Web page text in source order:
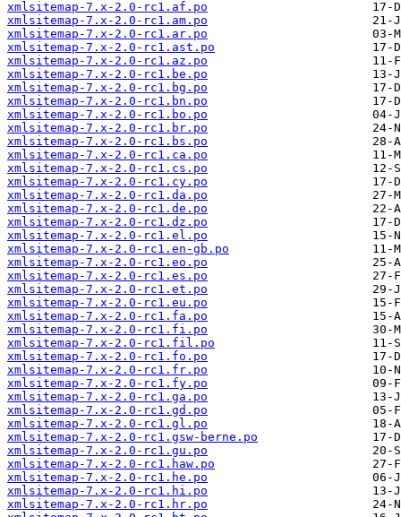
xmlsitemap-7.x-2.0-rc1.af.po
xmlsitemap-7.x-2.0-rc1.am.po
xmlsitemap-7.x-2.0-rc1.ar.po
xmlsitemap-7.x-2.0-rc1.ast.po
xmlsitemap-7.x-2.0-rc1.az.po
xmlsitemap-7.x-2.0-rc1.be.po
xmlsitemap-7.x-2.0-rc1.bg.po
xmlsitemap-7.x-2.0-rc1.bn.po
xmlsitemap-7.x-2.0-rc1.bo.po
xmlsitemap-7.x-2.0-rc1.br.po
xmlsitemap-7.x-2.0-rc1.bs.po
xmlsitemap-7.x-2.0-rc1.ca.po
xmlsitemap-7.x-2.0-rc1.cs.po
xmlsitemap-7.x-2.0-rc1.cy.po
xmlsitemap-7.x-2.0-rc1.da.po
xmlsitemap-7.x-2.0-rc1.de.po
xmlsitemap-7.x-2.0-rc1.dz.po
xmlsitemap-7.x-2.0-rc1.el.po
xmlsitemap-7.x-2.0-rc1.en-gb.po
xmlsitemap-7.x-2.0-rc1.eo.po
xmlsitemap-7.x-2.0-rc1.es.po
xmlsitemap-7.x-2.0-rc1.et.po
xmlsitemap-7.x-2.0-rc1.eu.po
xmlsitemap-7.x-2.0-rc1.fa.po
xmlsitemap-7.x-2.0-rc1.fi.po
xmlsitemap-7.x-2.0-rc1.fil.po
xmlsitemap-7.x-2.0-rc1.fo.po
xmlsitemap-7.x-2.0-rc1.fr.po
xmlsitemap-7.x-2.0-rc1.fy.po
xmlsitemap-7.x-2.0-rc1.ga.po
xmlsitemap-7.x-2.0-rc1.gd.po
xmlsitemap-7.x-2.0-rc1.gl.po
xmlsitemap-7.x-2.0-rc1.gsw-berne.po
xmlsitemap-7.x-2.0-rc1.gu.po
xmlsitemap-7.x-2.0-rc1.haw.po
xmlsitemap-7.x-2.0-rc1.he.po
xmlsitemap-7.x-2.0-rc1.hi.po
xmlsitemap-7.x-2.0-rc1.hr.po